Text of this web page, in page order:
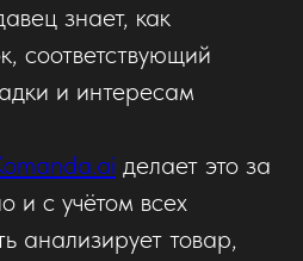
знает, как
соответствующий
и интересам
делает это за
и с учётом всех
анализирует товар,